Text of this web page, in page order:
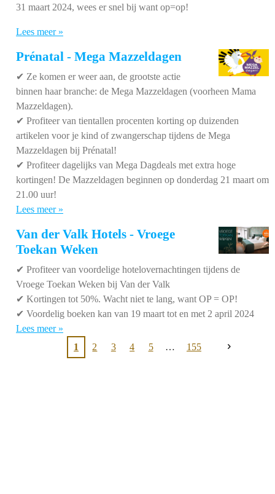
31 maart 2024, wees er snel bij want op=op!
Lees meer »
Prénatal - Mega Mazzeldagen
✔ Ze komen er weer aan, de grootste actie
binnen haar branche: de Mega Mazzeldagen (voorheen Mama
Mazzeldagen).
✔ Profiteer van tientallen procenten korting op duizenden
artikelen voor je kind of zwangerschap tijdens de Mega
Mazzeldagen bij Prénatal!
✔ Profiteer dagelijks van Mega Dagdeals met extra hoge
kortingen! De Mazzeldagen beginnen op donderdag 21 maart om
21.00 uur!
Lees meer »
Van der Valk Hotels - Vroege
Toekan Weken
✔ Profiteer van voordelige hotelovernachtingen tijdens de
Vroege Toekan Weken bij Van der Valk
✔ Kortingen tot 50%. Wacht niet te lang, want OP = OP!
✔ Voordelig boeken kan van 19 maart tot en met 2 april 2024
Lees meer »
1
2 3 4 5 155